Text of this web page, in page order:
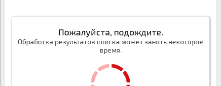
Пожалуйста, подождите.
Обработка результатов поиска может занять некоторое
время.